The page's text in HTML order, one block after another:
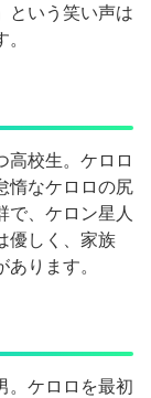
という笑い声は
高校生。ケロロ
惰なケロロの尻
で、ケロン星人
優しく、家族
ります。
。ケロロを最初